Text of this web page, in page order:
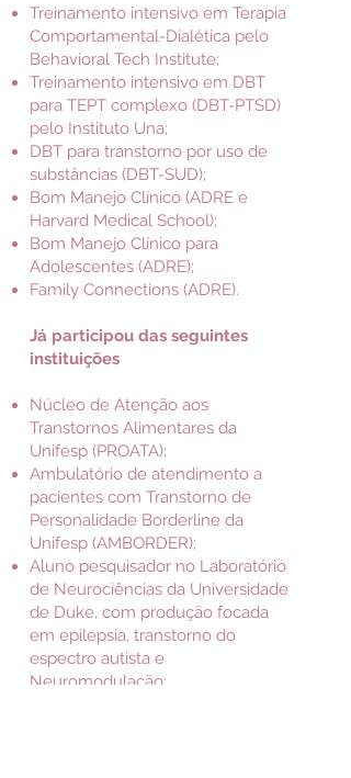
Treinamento intensivo em Terapia
Comportamental-Dialética pelo
Behavioral Tech Institute;
Treinamento intensivo em DBT
para TEPT complexo (DBT-PTSD)
pelo Instituto Una;
DBT para transtorno por uso de
substâncias (DBT-SUD);
Bom Manejo Clínico (ADRE e
Harvard Medical School);
Bom Manejo Clínico para
Adolescentes (ADRE);
Family Connections (ADRE).
Já participou das seguintes
instituições
Núcleo de Atenção aos
Transtornos Alimentares da
Unifesp (PROATA);
Ambulatório de atendimento a
pacientes com Transtorno de
Personalidade Borderline da
Unifesp (AMBORDER);
Aluno pesquisador no Laboratório
de Neurociências da Universidade
de Duke, com produção focada
em epilepsia, transtorno do
espectro autista e
Neuromodulação;